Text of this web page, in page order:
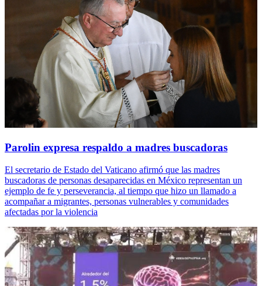
Parolin expresa respaldo a madres buscadoras
El secretario de Estado del Vaticano afirmó que las madres
buscadoras de personas desaparecidas en México representan un
ejemplo de fe y perseverancia, al tiempo que hizo un llamado a
acompañar a migrantes, personas vulnerables y comunidades
afectadas por la violencia